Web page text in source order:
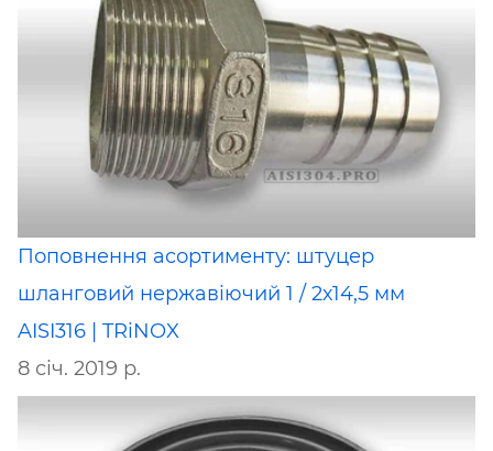
Поповнення асортименту: штуцер
шланговий нержавіючий 1 / 2х14,5 мм
AISI316 | TRiNOX
8 січ. 2019 р.